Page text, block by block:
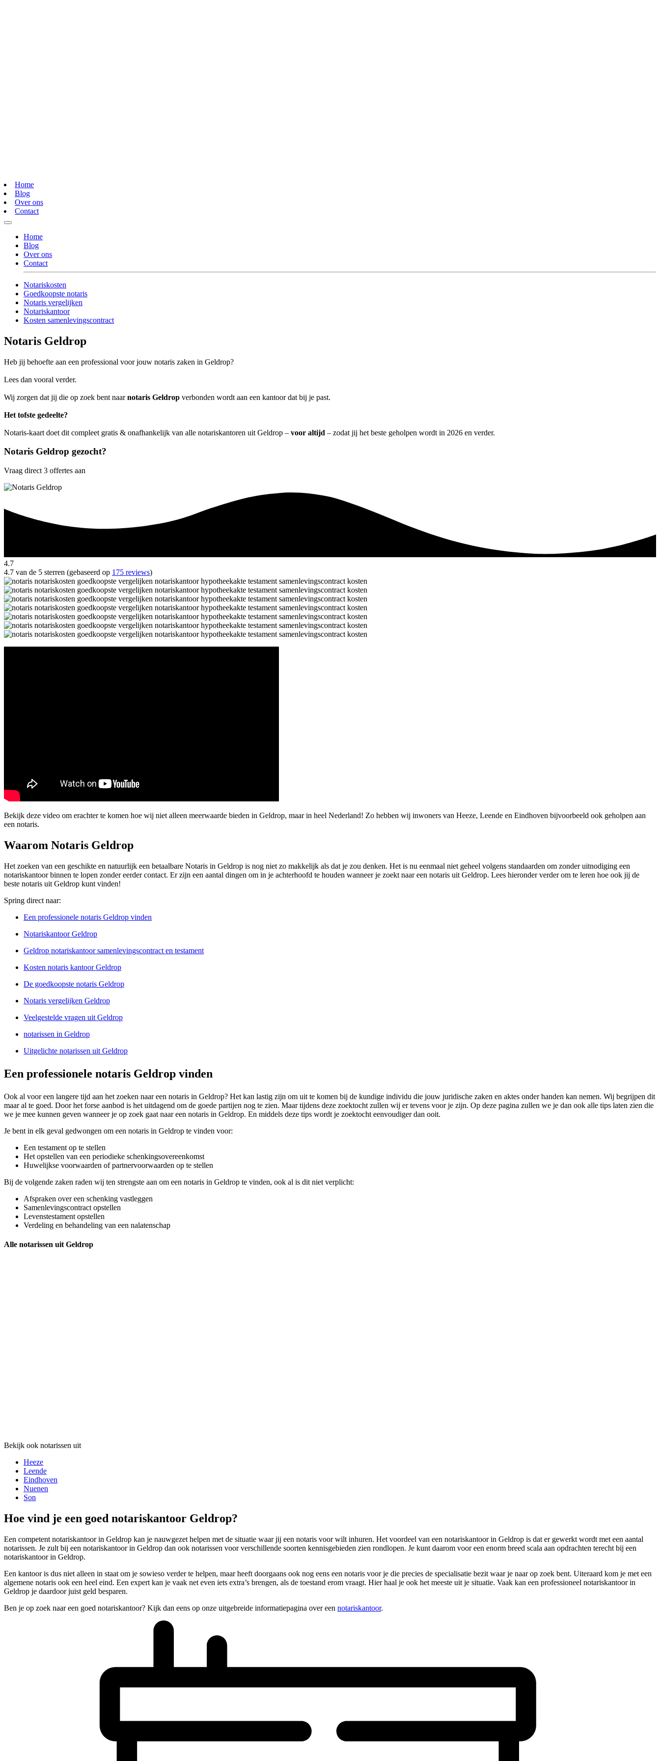
Home
Blog
Over ons
Contact
Home
Blog
Over ons
Contact
Notariskosten
Goedkoopste notaris
Notaris vergelijken
Notariskantoor
Kosten samenlevingscontract
Notaris Geldrop
Heb jij behoefte aan een professional voor jouw notaris zaken in Geldrop?
Lees dan vooral verder.
Wij zorgen dat jij die op zoek bent naarnotaris Geldrop verbonden wordt aan een kantoor dat bij je past.
Het tofste gedeelte?
Notaris-kaart doet dit compleet gratis & onafhankelijk van alle notariskantoren uit Geldrop – voor altijd – zodat jij het beste geholpen wordt in 2026 en verder.
Notaris Geldrop gezocht?
Vraag direct 3 offertes aan
4.7
4.7 van de 5 sterren (gebaseerd op 175 reviews)
Bekijk deze video om erachter te komen hoe wij niet alleen meerwaarde bieden in Geldrop, maar in heel Nederland! Zo hebben wij inwoners van Heeze, Leende en Eindhoven bijvoorbeeld ook geholpen aan
een notaris.
Waarom Notaris Geldrop
Het zoeken van een geschikte en natuurlijk een betaalbare Notaris in Geldrop is nog niet zo makkelijk als dat je zou denken. Het is nu eenmaal niet geheel volgens standaarden om zonder uitnodiging een
notariskantoor binnen te lopen zonder eerder contact. Er zijn een aantal dingen om in je achterhoofd te houden wanneer je zoekt naar een notaris uit Geldrop. Lees hieronder verder om te leren hoe ook jij de
beste notaris uit Geldrop kunt vinden!
Spring direct naar:
Een professionele notaris Geldrop vinden
Notariskantoor Geldrop
Geldrop notariskantoor samenlevingscontract en testament
Kosten notaris kantoor Geldrop
De goedkoopste notaris Geldrop
Notaris vergelijken Geldrop
Veelgestelde vragen uit Geldrop
notarissen in Geldrop
Uitgelichte notarissen uit Geldrop
Een professionele notaris Geldrop vinden
Ook al voor een langere tijd aan het zoeken naar een notaris in Geldrop? Het kan lastig zijn om uit te komen bij de kundige individu die jouw juridische zaken en aktes onder handen kan nemen. Wij begrijpen dit
maar al te goed. Door het forse aanbod is het uitdagend om de goede partijen nog te zien. Maar tijdens deze zoektocht zullen wij er tevens voor je zijn. Op deze pagina zullen we je dan ook alle tips laten zien die
we je mee kunnen geven wanneer je op zoek gaat naar een notaris in Geldrop. En middels deze tips wordt je zoektocht eenvoudiger dan ooit.
Je bent in elk geval gedwongen om een notaris in Geldrop te vinden voor:
Een testament op te stellen
Het opstellen van een periodieke schenkingsovereenkomst
Huwelijkse voorwaarden of partnervoorwaarden op te stellen
Bij de volgende zaken raden wij ten strengste aan om een notaris in Geldrop te vinden, ook al is dit niet verplicht:
Afspraken over een schenking vastleggen
Samenlevingscontract opstellen
Levenstestament opstellen
Verdeling en behandeling van een nalatenschap
Alle notarissen uit Geldrop
Bekijk ook notarissen uit
Heeze
Leende
Eindhoven
Nuenen
Son
Hoe vind je een goed notariskantoor Geldrop?
Een competent notariskantoor in Geldrop kan je nauwgezet helpen met de situatie waar jij een notaris voor wilt inhuren. Het voordeel van een notariskantoor in Geldrop is dat er gewerkt wordt met een aantal
notarissen. Je zult bij een notariskantoor in Geldrop dan ook notarissen voor verschillende soorten kennisgebieden zien rondlopen. Je kunt daarom voor een enorm breed scala aan opdrachten terecht bij een
notariskantoor in Geldrop.
Een kantoor is dus niet alleen in staat om je sowieso verder te helpen, maar heeft doorgaans ook nog eens een notaris voor je die precies de specialisatie bezit waar je naar op zoek bent. Uiteraard kom je met een
algemene notaris ook een heel eind. Een expert kan je vaak net even iets extra’s brengen, als de toestand erom vraagt. Hier haal je ook het meeste uit je situatie. Vaak kan een professioneel notariskantoor in
Geldrop je daardoor juist geld besparen.
Ben je op zoek naar een goed notariskantoor? Kijk dan eens op onze uitgebreide informatiepagina over een notariskantoor.